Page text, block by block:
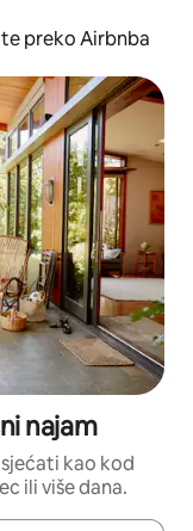
preko Airbnba
najam
kao kod
ili više dana.